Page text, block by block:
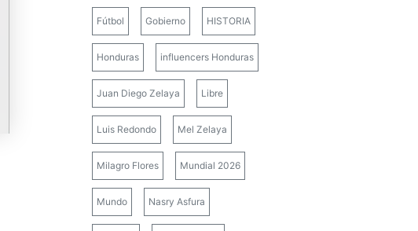
Fútbol Gobierno HISTORIA
Honduras influencers Honduras
Juan Diego Zelaya Libre
Luis Redondo Mel Zelaya
Milagro Flores Mundial 2026
Mundo Nasry Asfura